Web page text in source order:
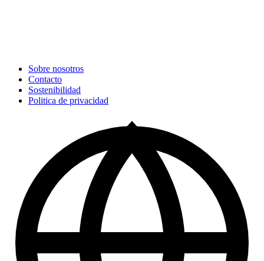
Sobre nosotros
Contacto
Sostenibilidad
Politica de privacidad